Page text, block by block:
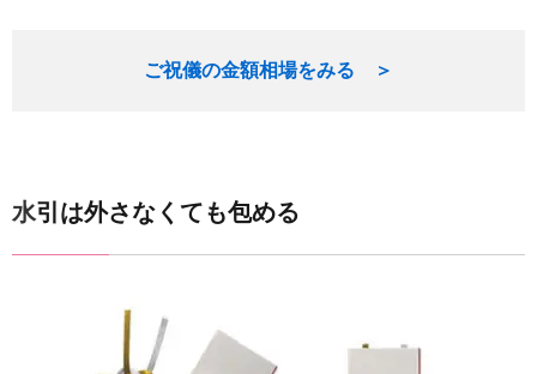
ご祝儀の金額相場をみる ＞
水引は外さなくても包める